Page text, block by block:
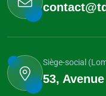
Siège-social
53,